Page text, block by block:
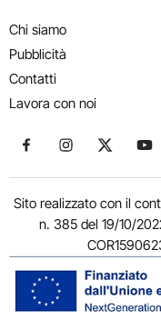
Chi siamo
Pubblicità
Contatti
Lavora con noi
Seguici su Facebook
Seguici su
Seguici
Sito realizzato con il
n. 385 del 19/10/